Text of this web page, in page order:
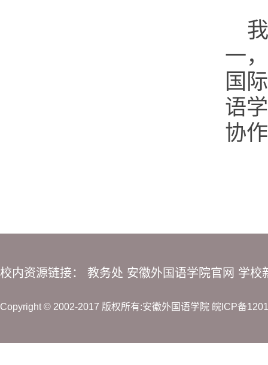
一
国
语
协
校内资源链接： 教务处 安徽外国语学院官网 学校
Copyright © 2002-2017 版权所有:安徽外国语学院 皖ICP备